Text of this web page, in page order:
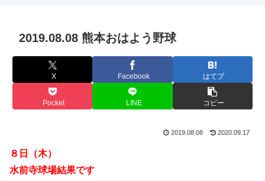
2019.08.08 熊本おはよう野球
X Facebook はてブ
Pocket LINE コピー
2019.08.08 2020.09.17
８日（木）
水前寺球場結果です